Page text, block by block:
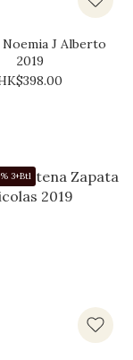
Noemia J Alberto
2019
3+Btl